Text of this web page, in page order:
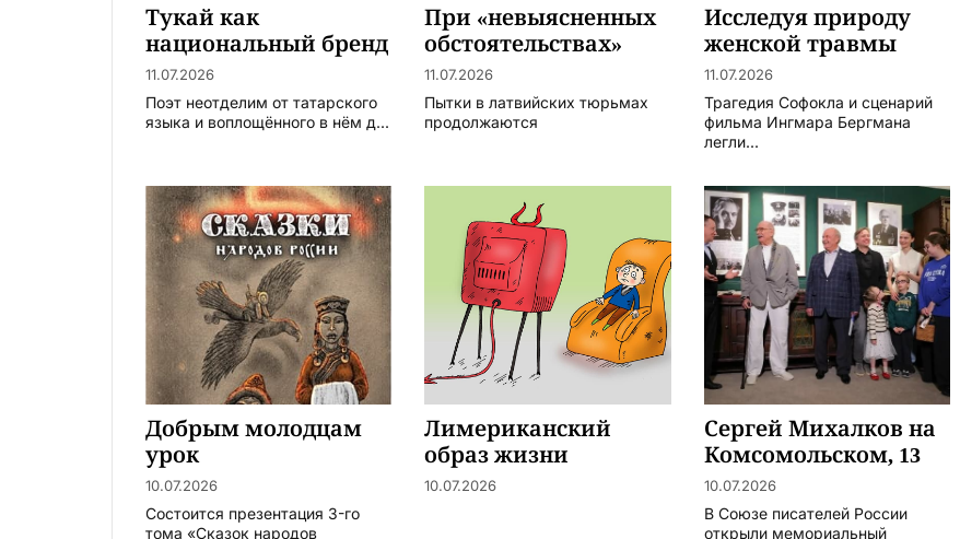
Тукай как
национальный бренд
11.07.2026
Поэт неотделим от татарского
языка и воплощённого в нём д...
При «невыясненных
обстоятельствах»
11.07.2026
Пытки в латвийских тюрьмах
продолжаются
Исследуя природу
женской травмы
11.07.2026
Трагедия Софокла и сценарий
фильма Ингмара Бергмана
легли...
Добрым молодцам
урок
10.07.2026
Состоится презентация 3-го
тома «Сказок народов
Лимериканский
образ жизни
10.07.2026
Сергей Михалков на
Комсомольском, 13
10.07.2026
В Союзе писателей России
открыли мемориальный